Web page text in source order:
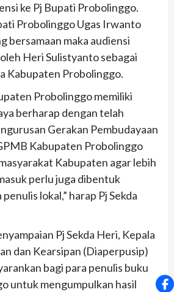
ke Pj Bupati Probolinggo.
Probolinggo Ugas Irwanto
bersamaan maka audiensi
Heri Sulistyanto sebagai
Kabupaten Probolinggo.
Probolinggo memiliki
berharap dengan telah
Gerakan Pembudayaan
Kabupaten Probolinggo
Kabupaten agar lebih
perlu juga dibentuk
lokal,” harap Pj Sekda
Pj Sekda Heri, Kepala
dan Kearsipan (Diaperpusip)
bagi para penulis buku
untuk mengumpulkan hasil